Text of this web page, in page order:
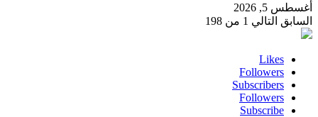
أغسطس 5, 2026
السابق التالي 1 من 198
Likes
Followers
Subscribers
Followers
Subscribe